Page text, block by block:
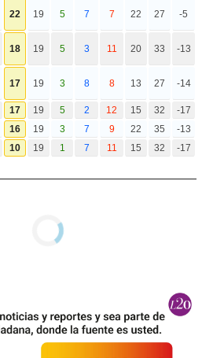
22 19 5 7 7 22 27 -5
18 19 5 3 11 20 33 -13
17 19 3 8 8 13 27 -14
17 19 5 2 12 15 32
-17
16 19 3 7 9 22 35
-13
10 19 1 7 11 15 32 -17